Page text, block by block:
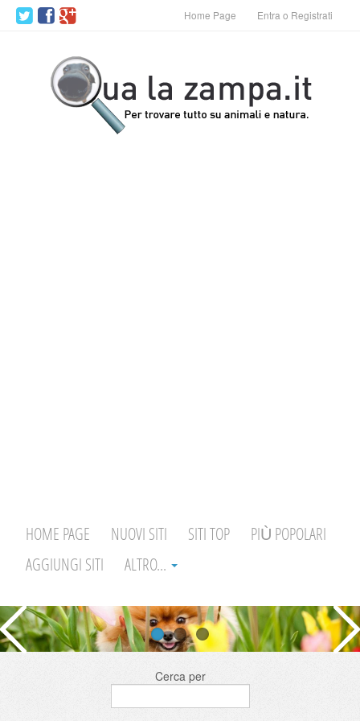
Home Page Entra o Registrati
HOME PAGE NUOVI SITI SITI TOP
PIÙ POPOLARI
AGGIUNGI SITI
ALTRO...
Cerca per